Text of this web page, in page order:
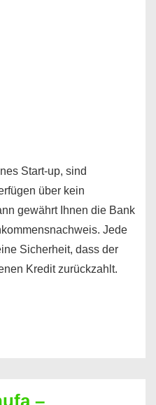
Start-up, sind
über kein
gewährt Ihnen die Bank
Jede
Sicherheit, dass der
Kredit zurückzahlt.